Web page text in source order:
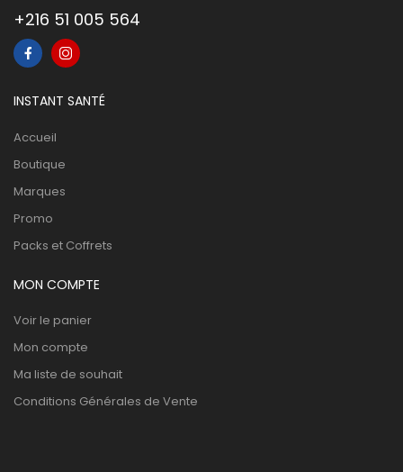
+216 51 005 564
INSTANT SANTÉ
Accueil
Boutique
Marques
Promo
Packs et Coffrets
MON COMPTE
Voir le panier
Mon compte
Ma liste de souhait
Conditions Générales de Vente